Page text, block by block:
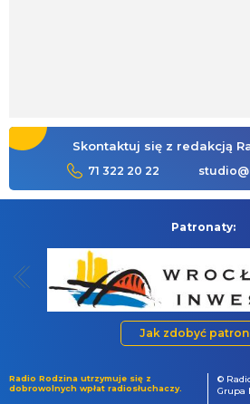
Skontaktuj się z redakcją
71 322 20 22
Patronaty:
Jak zdobyć
Radio Rodzina utrzymuje się z
dobrowolnych wpłat radiosłuchaczy.
©
Grupa